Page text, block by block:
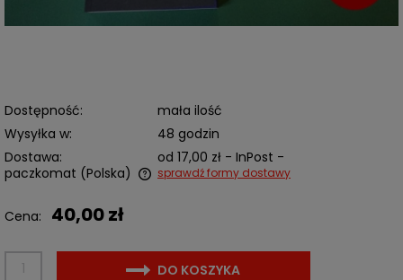
Dostępność:
mała ilość
Wysyłka w:
48 godzin
Dostawa:
od 17,00 zł - InPost -
paczkomat (Polska) sprawdź formy dostawy
Cena: 40,00 zł
DO KOSZYKA